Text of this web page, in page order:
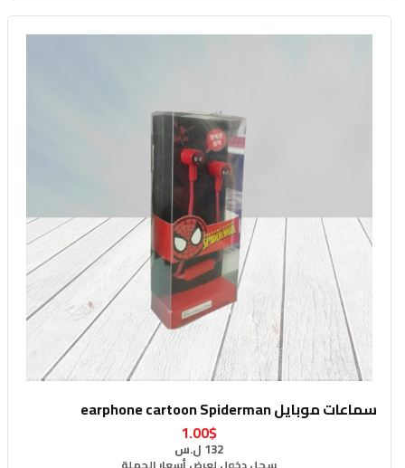
سماعات موبايل earphone cartoon Spiderman
1.00$
132 ل.س